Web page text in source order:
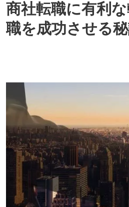
商社転職に有利
職を成功させる